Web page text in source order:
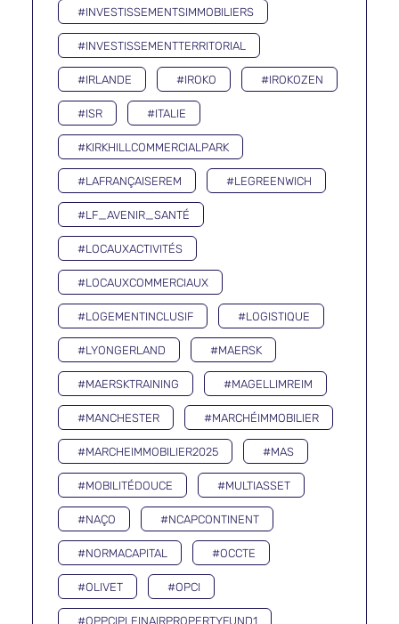
#INVESTISSEMENTSIMMOBILIERS
#INVESTISSEMENTTERRITORIAL
#IRLANDE #IROKO #IROKOZEN
#ISR #ITALIE
#KIRKHILLCOMMERCIALPARK
#LAFRANÇAISEREM #LEGREENWICH
#LF_AVENIR_SANTÉ
#LOCAUXACTIVITÉS
#LOCAUXCOMMERCIAUX
#LOGEMENTINCLUSIF #LOGISTIQUE
#LYONGERLAND #MAERSK
#MAERSKTRAINING #MAGELLIMREIM
#MANCHESTER #MARCHÉIMMOBILIER
#MARCHEIMMOBILIER2025 #MAS
#MOBILITÉDOUCE #MULTIASSET
#NAÇO #NCAPCONTINENT
#NORMACAPITAL #OCCTE
#OLIVET #OPCI
#OPPCIPLEINAIRPROPERTYFUND1